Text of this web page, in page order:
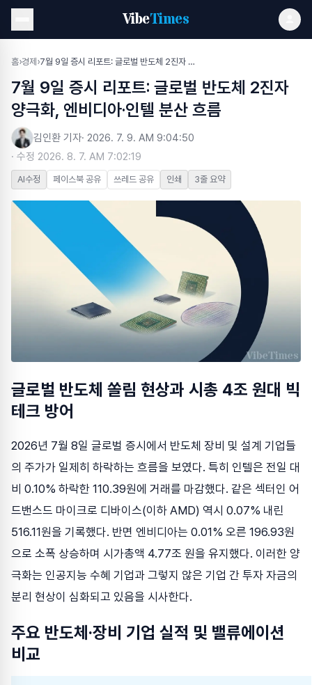
VibeTimes
홈›경제 › 7월 9일 증시 리포트: 글로벌 반도체 2진자 양극화, 엔비디아·인텔 분산 흐름
7월 9일 증시 리포트: 글로벌 반도체 2진자
양극화, 엔비디아·인텔 분산 흐름
김인환 기자· 2026. 7. 9. AM 9:04:50
· 수정 2026. 8. 7. AM 7:02:19
AI수정 페이스북 공유 쓰레드 공유 인쇄 3줄 요약
글로벌 반도체 쏠림 현상과 시총 4조 원대 빅
테크 방어
2026년 7월 8일 글로벌 증시에서 반도체 장비 및 설계 기업들
의 주가가 일제히 하락하는 흐름을 보였다. 특히 인텔은 전일 대
비 0.10% 하락한 110.39원에 거래를 마감했다. 같은 섹터인 어
드밴스드 마이크로 디바이스(이하 AMD) 역시 0.07% 내린
516.11원을 기록했다. 반면 엔비디아는 0.01% 오른 196.93원
으로 소폭 상승하며 시가총액 4.77조 원을 유지했다. 이러한 양
극화는 인공지능 수혜 기업과 그렇지 않은 기업 간 투자 자금의
분리 현상이 심화되고 있음을 시사한다.
주요 반도체·장비 기업 실적 및 밸류에이션
비교